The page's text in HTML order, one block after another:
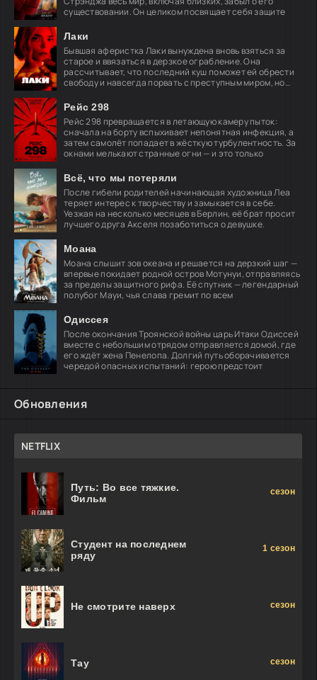
существовании. Он целиком посвящает себя защите
Лаки
Бывшая аферистка Лаки вынуждена вновь взяться за
старое и ввязаться в дерзкое ограбление. Она
рассчитывает, что последний куш поможет ей обрести
свободу и навсегда порвать с преступным миром, но
Рейс 298
Рейс 298 превращается в летающую камеру пыток:
сначала на борту вспыхивает непонятная инфекция, а
затем самолёт попадает в жёсткую турбулентность. За
окнами мелькают странные огни — и это только
Всё, что мы потеряли
После гибели родителей начинающая художница Леа
теряет интерес к творчеству и замыкается в себе.
Уезжая на несколько месяцев в Берлин, её брат просит
лучшего друга Акселя позаботиться о девушке.
Моана
Моана слышит зов океана и решается на дерзкий шаг —
впервые покидает родной остров Мотунуи, отправляясь
за пределы защитного рифа. Её спутник — легендарный
полубог Мауи, чья слава гремит по всем
Одиссея
После окончания Троянской войны царь Итаки Одиссей
вместе с небольшим отрядом отправляется домой, где
его ждёт жена Пенелопа. Долгий путь оборачивается
чередой опасных испытаний: герою предстоит
Обновления
NETFLIX
Путь: Во все тяжкие.
Фильм
сезон
Студент на последнем
ряду
1 сезон
Не смотрите наверх сезон
Тау сезон